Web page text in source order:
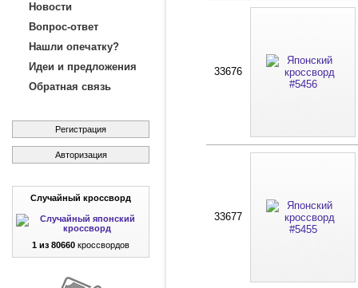
Новости
Вопрос-ответ
Нашли опечатку?
Идеи и предложения
Обратная связь
Регистрация
Авторизация
Случайный кроссворд
1 из 80660 кроссвордов
33676
33677